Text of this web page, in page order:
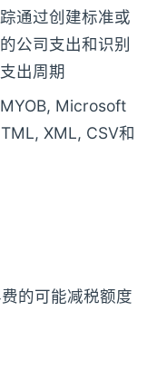
通过创建标准或
公司支出和识别
出周期
Microsoft
XML, CSV和
的可能减税额度